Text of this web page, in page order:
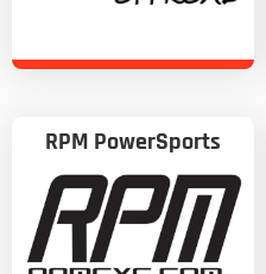
RPM PowerSports